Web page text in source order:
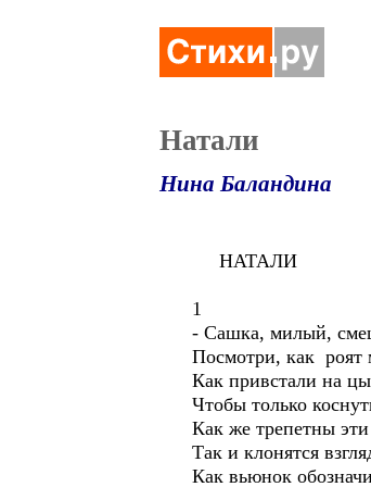
Натали
Нина Баландина
НАТАЛИ
1
- Сашка, милый,
Посмотри, как роят
Как привстали на
Чтобы только
Как же трепетны
Так и клонятся
Как вьюнок